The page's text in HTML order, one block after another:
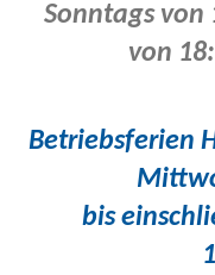
Sonntags von
von
Betriebsferien
bis